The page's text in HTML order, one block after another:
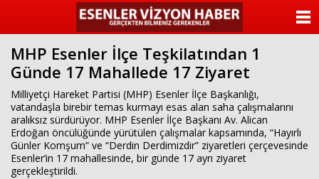
MHP Esenler İlçe Teşkilatından 1
Günde 17 Mahallede 17 Ziyaret
Milliyetçi Hareket Partisi (MHP) Esenler İlçe Başkanlığı,
vatandaşla birebir temas kurmayı esas alan saha çalışmalarını
aralıksız sürdürüyor. MHP Esenler İlçe Başkanı Av. Alican
Erdoğan öncülüğünde yürütülen çalışmalar kapsamında, “Hayırlı
Günler Komşum” ve “Derdin Derdimizdir” ziyaretleri çerçevesinde
Esenler’in 17 mahallesinde, bir günde 17 ayrı ziyaret
gerçekleştirildi.
ANASAYFA
KATEGORİLER
ANKETLER
FOTO GALERİ